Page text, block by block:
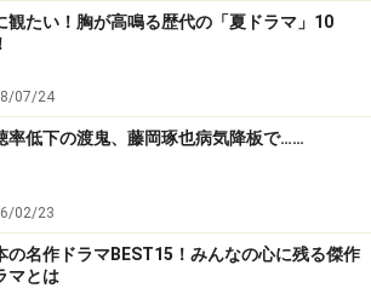
観たい！胸が高鳴る歴代の「夏ドラマ」10
07/24
率低下の渡鬼、藤岡琢也病気降板で……
02/23
の名作ドラマBEST15！みんなの心に残る傑作
マとは